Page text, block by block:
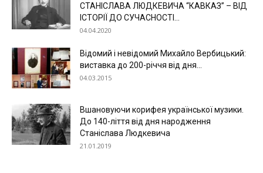
СТАНІСЛАВА ЛЮДКЕВИЧА “КАВКАЗ” – ВІД
ІСТОРІЇ ДО СУЧАСНОСТІ...
04.04.2020
Відомий і невідомий Михайло Вербицький:
виставка до 200-річчя від дня...
04.03.2015
Вшановуючи корифея української музики.
До 140-ліття від дня народження
Станіслава Людкевича
21.01.2019